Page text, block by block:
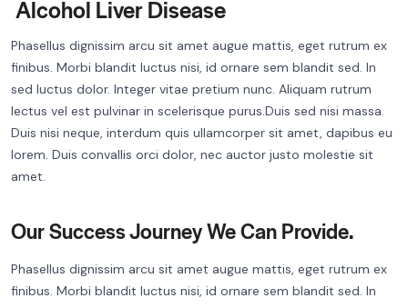
Alcohol Liver Disease
Phasellus dignissim arcu sit amet augue mattis, eget rutrum ex
finibus. Morbi blandit luctus nisi, id ornare sem blandit sed. In
sed luctus dolor. Integer vitae pretium nunc. Aliquam rutrum
lectus vel est pulvinar in scelerisque purus.Duis sed nisi massa.
Duis nisi neque, interdum quis ullamcorper sit amet, dapibus eu
lorem. Duis convallis orci dolor, nec auctor justo molestie sit
amet.
Our Success Journey We Can Provide.
Phasellus dignissim arcu sit amet augue mattis, eget rutrum ex
finibus. Morbi blandit luctus nisi, id ornare sem blandit sed. In